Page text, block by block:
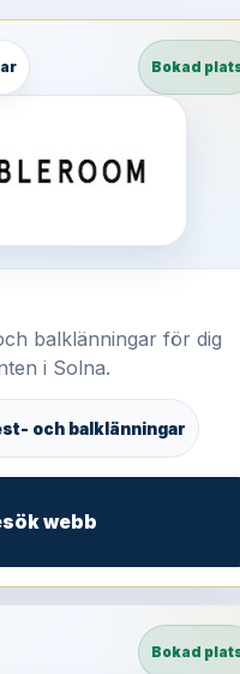
Bokad
balklänningar för dig
i Solna.
och balklänningar
webb
Bokad